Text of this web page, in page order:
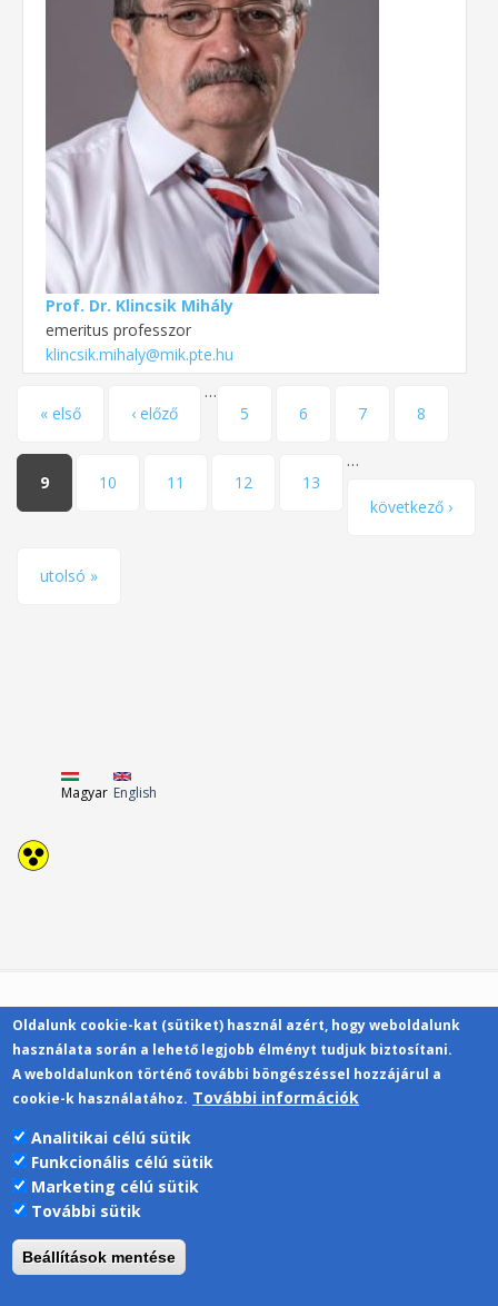
Prof. Dr. Klincsik Mihály
emeritus professzor
klincsik.mihaly@mik.pte.hu
Oldalak
« első ‹ előző
…
5
6 7 8
9 10 11 12 13
…
következő ›
utolsó »
Magyar English
Kapcsolat
Pécsi Tudományegyetem | Kancellária |
Informatikai Igazgatóság 2019.
Oldalunk cookie-kat (sütiket) használ azért, hogy weboldalunk
használata során a lehető legjobb élményt tudjuk biztosítani.
A weboldalunkon történő további böngészéssel hozzájárul a
cookie-k használatához. További információk
Analitikai célú sütik
Funkcionális célú sütik
Marketing célú sütik
További sütik
Beállítások mentése